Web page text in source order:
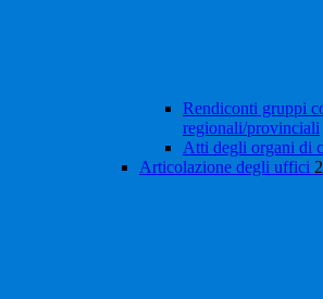
Rendiconti gruppi
regionali/provinciali
Atti degli organi di
Articolazione degli uffici 2